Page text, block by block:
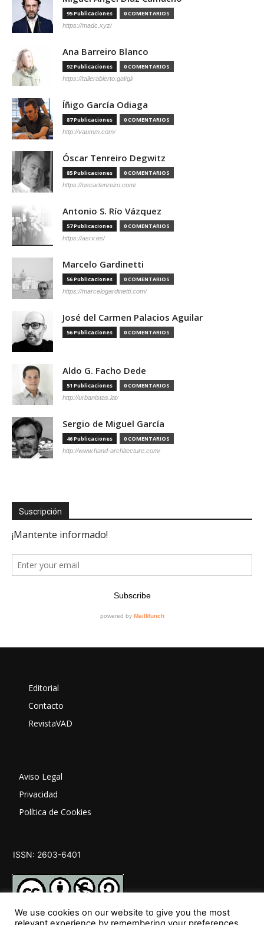
95 Publicaciones 0 COMENTARIOS
https://madc.xyz/
Ana Barreiro Blanco
92 Publicaciones 0 COMENTARIOS
https://tallerabierto.gal/gl/
Íñigo García Odiaga
87 Publicaciones 0 COMENTARIOS
http://vaumm.com/
Óscar Tenreiro Degwitz
85 Publicaciones 0 COMENTARIOS
https://oscartenreiro.com/
Antonio S. Río Vázquez
57 Publicaciones 0 COMENTARIOS
https://asrv.es/
Marcelo Gardinetti
56 Publicaciones 0 COMENTARIOS
https://marcelogardinetti.com/
José del Carmen Palacios Aguilar
56 Publicaciones 0 COMENTARIOS
Aldo G. Facho Dede
51 Publicaciones 0 COMENTARIOS
http://urbanistas.lat/
Sergio de Miguel García
46 Publicaciones 0 COMENTARIOS
http://www.hand-architecture.com/
Suscripción
Editorial
Contacto
RevistaVAD
Aviso Legal
Privacidad
Política de Cookies
ISSN: 2603-6401
We use cookies on our website to give you the most